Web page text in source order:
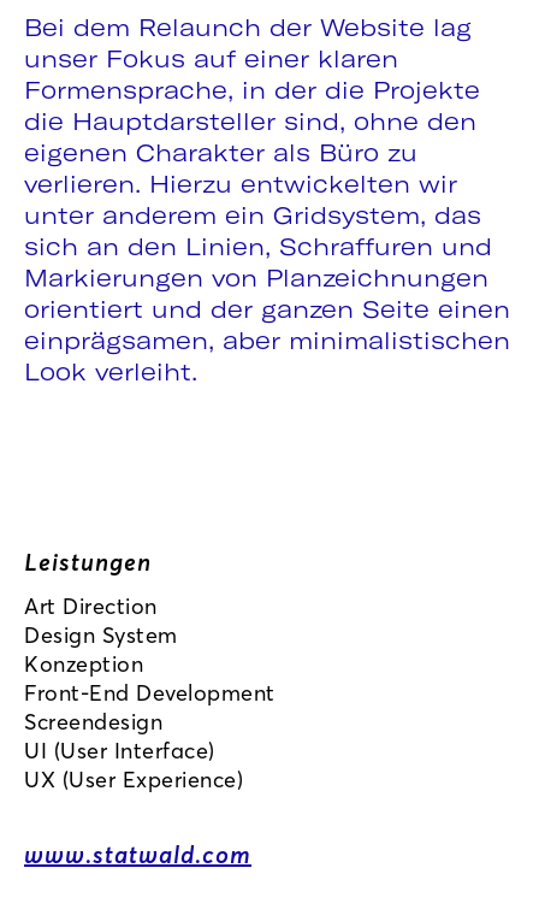
Bei dem Relaunch der Website lag
unser Fokus auf einer klaren
Formensprache, in der die Projekte
die Hauptdarsteller sind, ohne den
eigenen Charakter als Büro zu
verlieren. Hierzu entwickelten wir
unter anderem ein Gridsystem, das
sich an den Linien, Schraffuren und
Markierungen von Planzeichnungen
orientiert und der ganzen Seite einen
einprägsamen, aber minimalistischen
Look verleiht.
Leistungen
Art Direction
Design System
Konzeption
Front-End Development
Screendesign
UI (User Interface)
UX (User Experience)
www.statwald.com